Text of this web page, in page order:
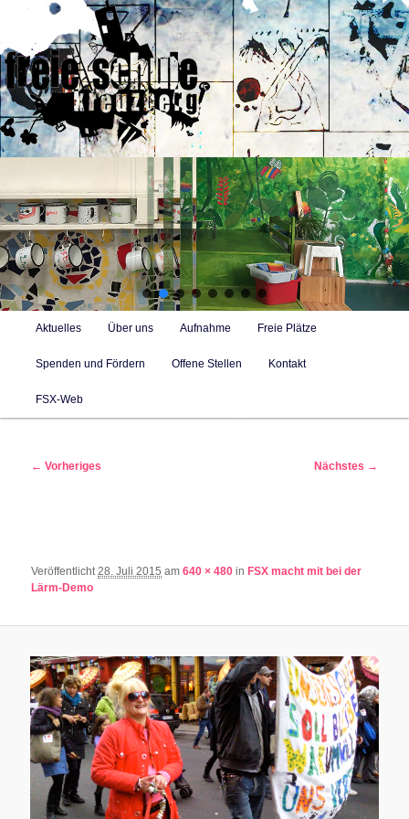
Zum
primären
Inhalt
springen
Freie Alternativschule in Berlin-Kreuzberg mit Konzept des
selbstbestimmten Lernens
Hauptmenü
Aktuelles Über uns Aufnahme Freie Plätze
Spenden und Fördern Offene Stellen Kontakt
FSX-Web
Bilder-
← Vorheriges Nächstes →
Veröffentlicht28. Juli 2015 am640 × 480 inFSX macht mit bei der
Lärm-Demo